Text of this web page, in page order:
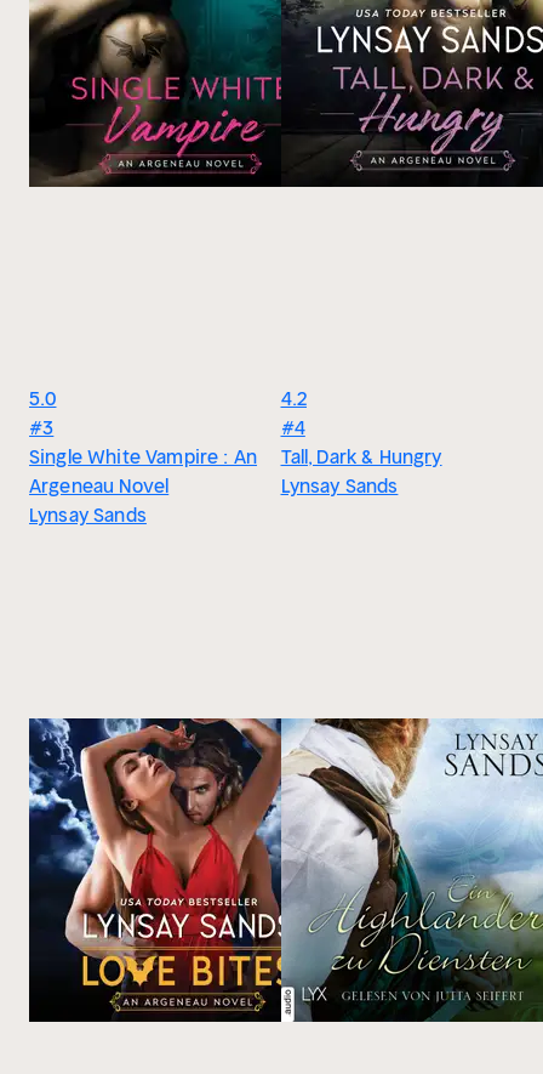
5.0
#3
Single White Vampire : An
Argeneau Novel
Lynsay Sands
4.2
#4
Tall, Dark & Hungry
Lynsay Sands